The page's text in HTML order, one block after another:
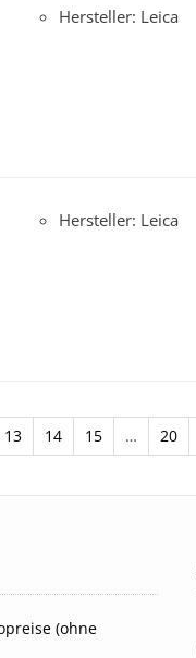
Hersteller: Leica
Hersteller: Leica
13 14 15 … 20
(ohne